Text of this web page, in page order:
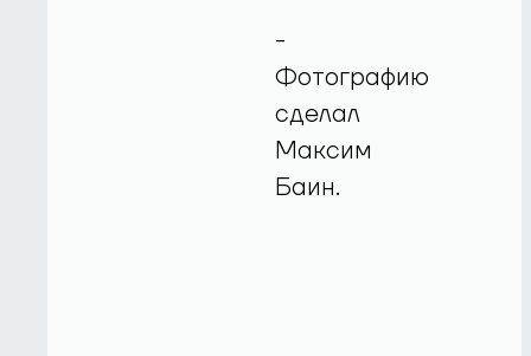
-
Фотографию
сделал
Максим
Баин.